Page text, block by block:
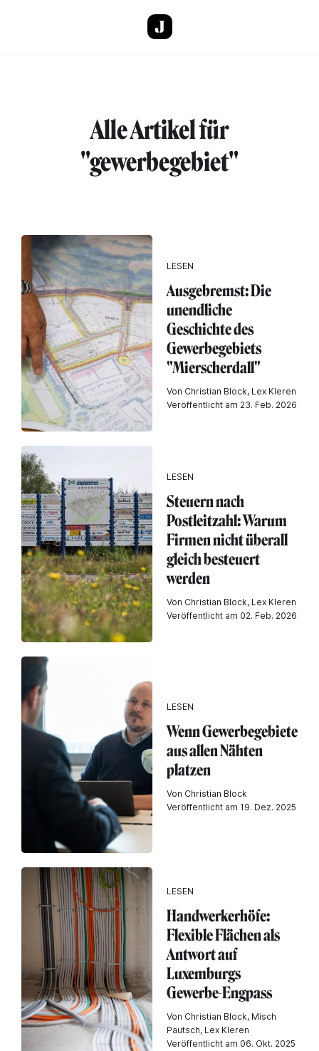
Alle Artikel für
"gewerbegebiet"
LESEN
Ausgebremst: Die
unendliche
Geschichte des
Gewerbegebiets
"Mierscherdall"
Von Christian Block, Lex Kleren
Veröffentlicht am 23. Feb. 2026
LESEN
Steuern nach
Postleitzahl: Warum
Firmen nicht überall
gleich besteuert
werden
Von Christian Block, Lex Kleren
Veröffentlicht am 02. Feb. 2026
LESEN
Wenn Gewerbegebiete
aus allen Nähten
platzen
Von Christian Block
Veröffentlicht am 19. Dez. 2025
LESEN
Handwerkerhöfe:
Flexible Flächen als
Antwort auf
Luxemburgs
Gewerbe-Engpass
Von Christian Block, Misch
Pautsch, Lex Kleren
Veröffentlicht am 06. Okt. 2025